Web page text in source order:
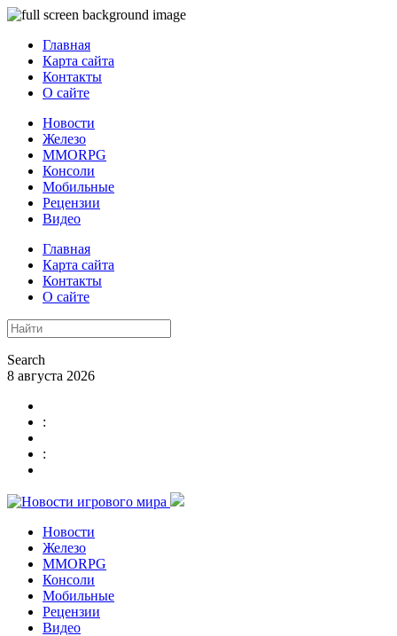
Главная
Карта сайта
Контакты
О сайте
Новости
Железо
MMORPG
Консоли
Мобильные
Рецензии
Видео
Главная
Карта сайта
Контакты
О сайте
Search
8 августа 2026
:
:
Новости
Железо
MMORPG
Консоли
Мобильные
Рецензии
Видео